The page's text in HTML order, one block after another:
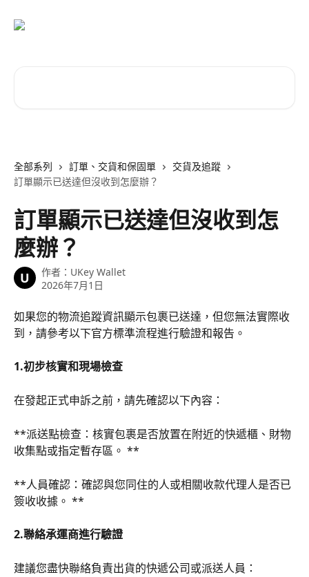
全部系列 訂單、交貨和保固單
交貨及追蹤
訂單顯示已送達但沒收到怎麼辦？
訂單顯示已送達但沒收到怎
麼辦？
U 作者： UKey Wallet
2026年7月1日
如果您的物流追蹤資訊顯示包裹已送達，但您無法實際收
到，請參考以下官方標準流程進行驗證和報告。
1.初步核實和現場檢查
在發起正式申訴之前，請先確認以下內容：
**派送點檢查：核實包裹是否放置在附近的快遞櫃、財物
收集點或指定暫存區。 **
**人員確認：確認與您同住的人或相關收款代理人是否已
簽收收據。 **
2.聯絡承運商進行驗證
建議您盡快聯絡負責出貨的快遞公司或派送人員：